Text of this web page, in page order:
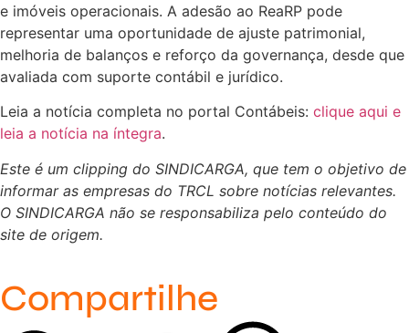
e imóveis operacionais. A adesão ao ReaRP pode
representar uma oportunidade de ajuste patrimonial,
melhoria de balanços e reforço da governança, desde que
avaliada com suporte contábil e jurídico.
Leia a notícia completa no portal Contábeis: clique aqui e
leia a notícia na íntegra.
Este é um clipping do SINDICARGA, que tem o objetivo de
informar as empresas do TRCL sobre notícias relevantes.
O SINDICARGA não se responsabiliza pelo conteúdo do
site de origem.
Compartilhe